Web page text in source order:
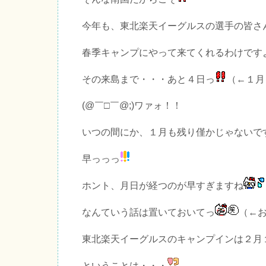
今年も、東北楽天イーグルスの選手の皆さ
春季キャンプにやって来てくれるわけです
その来島まで・・・あと４日っ （←１
(@￣□￣@;)ワァォ！！
いつの間にか、１月も残り僅かじゃないで
早っっっ
ホント、月日が経つのが早すぎますね
なんていう話は置いておいてっ （←
東北楽天イーグルスのキャンプインは２月